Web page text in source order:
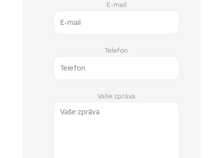
E-mail
Telefon
Vaše zpráva